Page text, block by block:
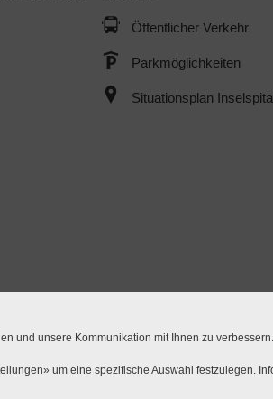
Öffentlicher Verkehr
Parkmöglichkeiten
Situationsplan
und unsere Kommunikation mit Ihnen zu
um eine spezifische Auswahl festzulegen.